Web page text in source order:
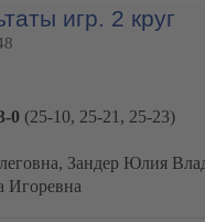
игр. 2 круг
0 (25-10, 25-21, 25-23)
Зандер Юлия
Игоревна